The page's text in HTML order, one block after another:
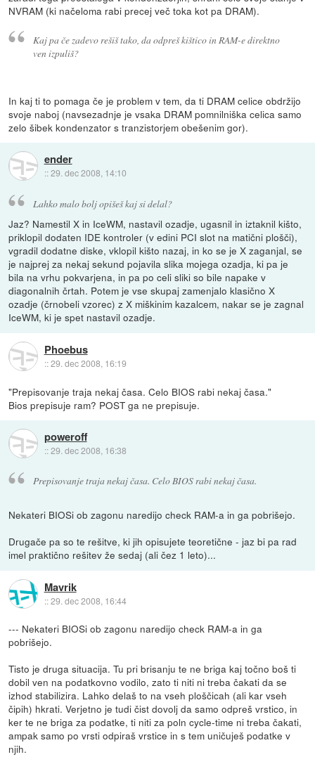
NVRAM (ki načeloma rabi precej več toka kot pa DRAM).
Kaj pa če zadevo rešiš tako, da odpreš kištico in RAM-e direktno
ven izpuliš?
In kaj ti to pomaga če je problem v tem, da ti DRAM celice obdržijo
svoje naboj (navsezadnje je vsaka DRAM pomnilniška celica samo
zelo šibek kondenzator s tranzistorjem obešenim gor).
ender
::29. dec 2008, 14:10
Lahko malo bolj opišeš kaj si delal?
Jaz? Namestil X in IceWM, nastavil ozadje, ugasnil in iztaknil kišto,
priklopil dodaten IDE kontroler (v edini PCI slot na matični plošči),
vgradil dodatne diske, vklopil kišto nazaj, in ko se je X zaganjal, se
je najprej za nekaj sekund pojavila slika mojega ozadja, ki pa je
bila na vrhu pokvarjena, in pa po celi sliki so bile napake v
diagonalnih črtah. Potem je vse skupaj zamenjalo klasično X
ozadje (črnobeli vzorec) z X miškinim kazalcem, nakar se je zagnal
IceWM, ki je spet nastavil ozadje.
Phoebus
::29. dec 2008, 16:19
"Prepisovanje traja nekaj časa. Celo BIOS rabi nekaj časa."
Bios prepisuje ram? POST ga ne prepisuje.
poweroff
::29. dec 2008, 16:38
Prepisovanje traja nekaj časa. Celo BIOS rabi nekaj časa.
Nekateri BIOSi ob zagonu naredijo check RAM-a in ga pobrišejo.
Drugače pa so te rešitve, ki jih opisujete teoretične - jaz bi pa rad
imel praktično rešitev že sedaj (ali čez 1 leto)...
Mavrik
::29. dec 2008, 16:44
--- Nekateri BIOSi ob zagonu naredijo check RAM-a in ga
pobrišejo.
Tisto je druga situacija. Tu pri brisanju te ne briga kaj točno boš ti
dobil ven na podatkovno vodilo, zato ti niti ni treba čakati da se
izhod stabilizira. Lahko delaš to na vseh ploščicah (ali kar vseh
čipih) hkrati. Verjetno je tudi čist dovolj da samo odpreš vrstico, in
ker te ne briga za podatke, ti niti za poln cycle-time ni treba čakati,
ampak samo po vrsti odpiraš vrstice in s tem uničuješ podatke v
njih.